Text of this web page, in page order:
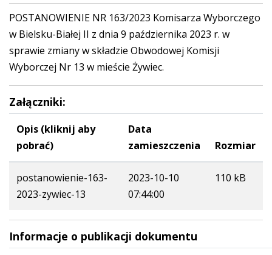
POSTANOWIENIE NR 163/2023 Komisarza Wyborczego
w Bielsku-Białej II z dnia 9 października 2023 r. w
sprawie zmiany w składzie Obwodowej Komisji
Wyborczej Nr 13 w mieście Żywiec.
Załączniki:
Opis (kliknij aby
pobrać)
Data
zamieszczenia
Rozmiar
postanowienie-163-
2023-zywiec-13
2023-10-10
07:44:00
110 kB
Informacje o publikacji dokumentu